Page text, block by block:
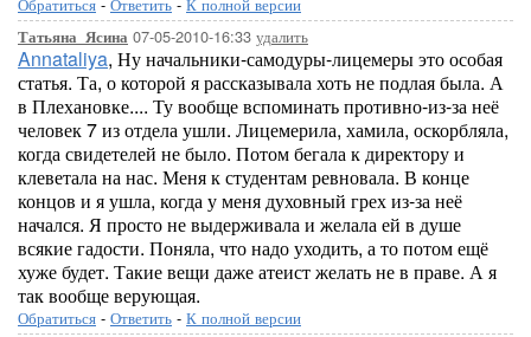
Татьяна_Ясина 07-05-2010-16:33 удалить
Annataliya, Ну начальники-самодуры-лицемеры это особая
статья. Та, о которой я рассказывала хоть не подлая была. А
в Плехановке.... Ту вообще вспоминать противно-из-за неё
человек 7 из отдела ушли. Лицемерила, хамила, оскорбляла,
когда свидетелей не было. Потом бегала к директору и
клеветала на нас. Меня к студентам ревновала. В конце
концов и я ушла, когда у меня духовный грех из-за неё
начался. Я просто не выдерживала и желала ей в душе
всякие гадости. Поняла, что надо уходить, а то потом ещё
хуже будет. Такие вещи даже атеист желать не в праве. А я
так вообще верующая.
Обратиться - Ответить - К полной версии